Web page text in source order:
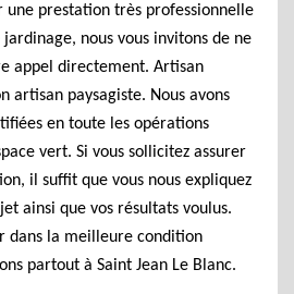
une prestation très professionnelle
nous vous invitons de ne
appel directement. Artisan
artisan paysagiste. Nous avons
en toute les opérations
vert. Si vous sollicitez assurer
il suffit que vous nous expliquez
ainsi que vos résultats voulus.
dans la meilleure condition
partout à Saint Jean Le Blanc.